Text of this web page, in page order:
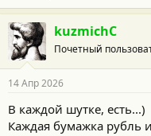
kuzmichC
Почетный
14 Апр 2026
В каждой шутке, есть...)
Каждая бумажка рубль